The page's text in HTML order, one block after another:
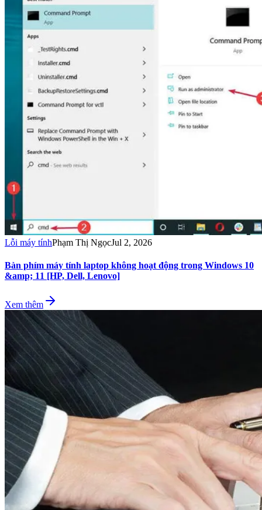
Lỗi máy tínhPhạm Thị NgọcJul 2, 2026
Bàn phím máy tính laptop không hoạt động trong Windows 10
&amp; 11 [HP, Dell, Lenovo]
Xem thêm